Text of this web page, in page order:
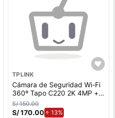
TPLINK
Cámara de Seguridad Wi-Fi
360º Tapo C220 2K 4MP +
Micro SD 64gb - Tplink
S/ 150.00
S/ 170.00 13%de aumento.